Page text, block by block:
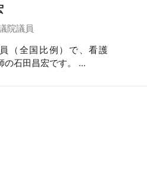
院議員
（全国比例）で、看護
の石田昌宏です。 ...